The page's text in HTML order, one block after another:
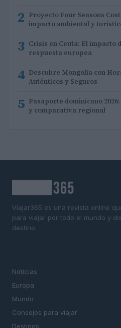
2 Proyecto Four Seasons
impacto ambiental y
3 Crisis en Ceuta: El impacto
respuesta europea
4 Descubre Mongolia con
Auténticos y Seguros
5 Pasaporte dominicano
y comparativa regional
Viajar365 es una revista online
para viajar por todo el mundo y
destino.
Noticias
Europa
Mundo
Consejos para viajar
Destinos